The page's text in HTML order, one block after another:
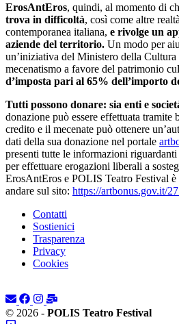
ErosAntEros, quindi, al momento di
trova in difficoltà, così come altre
contemporanea italiana, e rivolge un
aziende del territorio. Un modo per
un’iniziativa del Ministero della
mecenatismo a favore del patrimonio
d’imposta pari al 65% dell’importo
Tutti possono donare: sia enti e
donazione può essere effettuata
credito e il mecenate può ottenere
dati della sua donazione nel portale
presenti tutte le informazioni
per effettuare erogazioni liberali a
ErosAntEros e POLIS Teatro Festival è
andare sul sito: https://artbonus.gov.it/
Contatti
Sostienici
Trasparenza
Privacy
Cookies
© 2026 - POLIS Teatro Festival